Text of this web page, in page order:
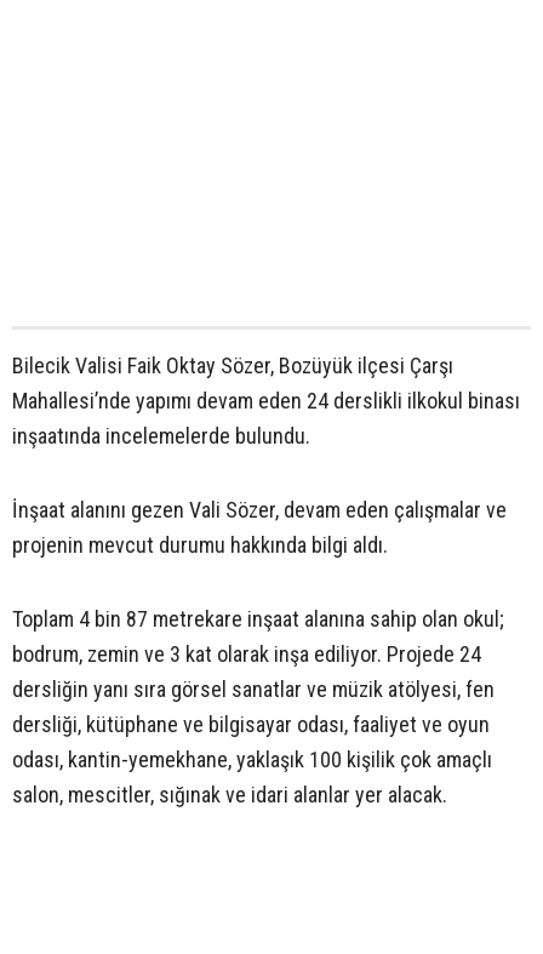
Bilecik Valisi Faik Oktay Sözer, Bozüyük ilçesi Çarşı
Mahallesi’nde yapımı devam eden 24 derslikli ilkokul binası
inşaatında incelemelerde bulundu.
İnşaat alanını gezen Vali Sözer, devam eden çalışmalar ve
projenin mevcut durumu hakkında bilgi aldı.
Toplam 4 bin 87 metrekare inşaat alanına sahip olan okul;
bodrum, zemin ve 3 kat olarak inşa ediliyor. Projede 24
dersliğin yanı sıra görsel sanatlar ve müzik atölyesi, fen
dersliği, kütüphane ve bilgisayar odası, faaliyet ve oyun
odası, kantin-yemekhane, yaklaşık 100 kişilik çok amaçlı
salon, mescitler, sığınak ve idari alanlar yer alacak.